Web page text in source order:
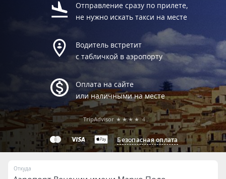
Отправление сразу по прилете,
не нужно искать такси на месте
Водитель встретит
с табличкой в аэропорту
Оплата на сайте
или наличными на месте
Безопасная оплата
TripAdvisor ★★★★ 4
Откуда